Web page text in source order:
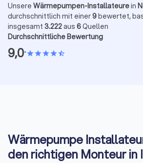
Unsere Wärmepumpen-Installateurein
durchschnittlich mit einer9bewertet,
insgesamt 3.222aus 6Quellen
Durchschnittliche Bewertung
9,0•starstarstarstarstar_half
Wärmepumpe
den richtigen Monteur in